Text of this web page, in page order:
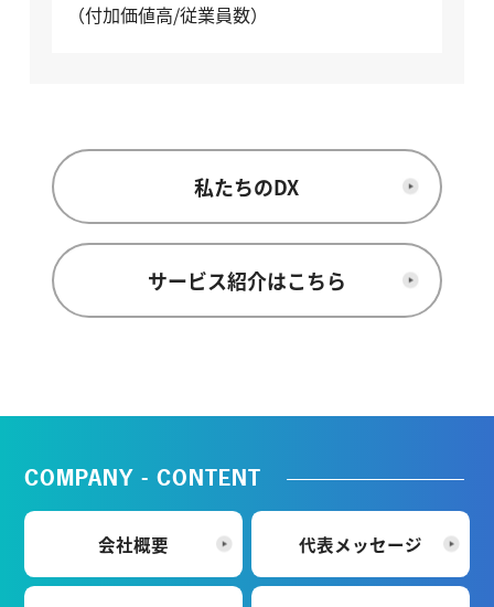
（付加価値高/従業員数）
私たちのDX
サービス紹介はこちら
COMPANY - CONTENT
会社概要 代表メッセージ